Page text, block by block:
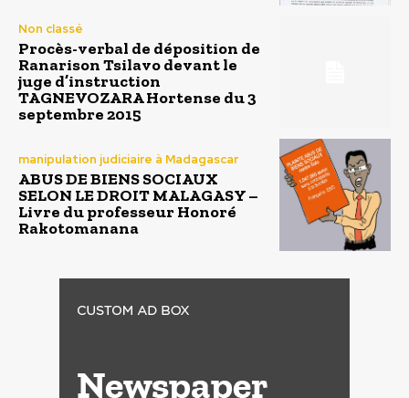
Non classé
Procès-verbal de déposition de
Ranarison Tsilavo devant le
juge d’instruction
TAGNEVOZARA Hortense du 3
septembre 2015
manipulation judiciaire à Madagascar
ABUS DE BIENS SOCIAUX
SELON LE DROIT MALAGASY –
Livre du professeur Honoré
Rakotomanana